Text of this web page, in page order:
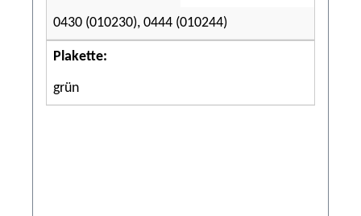
0430 (010230), 0444 (010244)
Plakette:
grün